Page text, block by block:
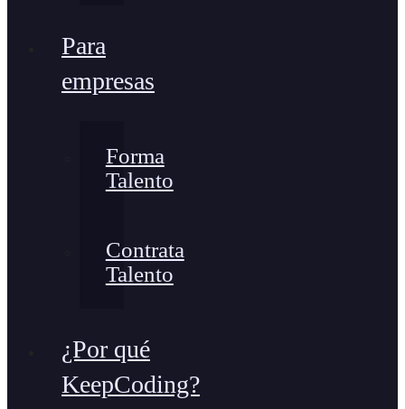
Para
empresas
Forma
Talento
Contrata
Talento
¿Por qué
KeepCoding?